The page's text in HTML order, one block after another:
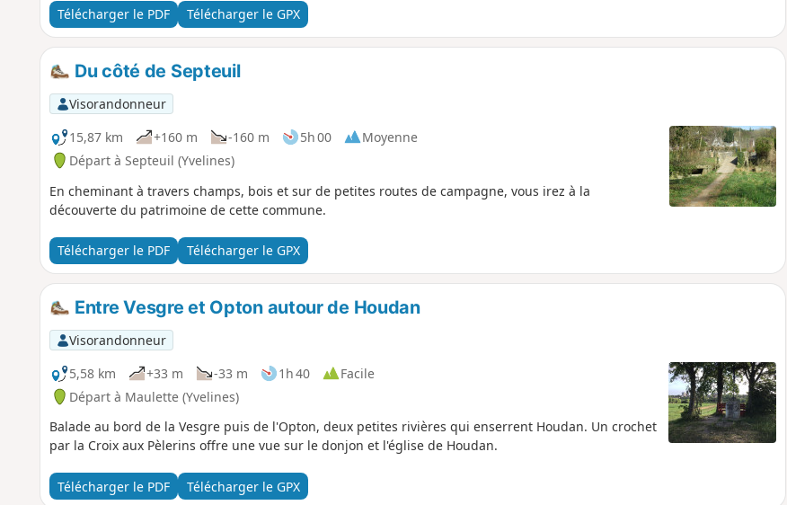
Télécharger le PDF Télécharger le GPX
Du côté de Septeuil
Visorandonneur
15,87 km
+160 m -160 m 5h 00
Moyenne
Départ à Septeuil (Yvelines)
En cheminant à travers champs, bois et sur de petites routes de campagne, vous irez à la
découverte du patrimoine de cette commune.
Télécharger le PDF Télécharger le GPX
Entre Vesgre et Opton autour de Houdan
Visorandonneur
5,58 km
+33 m -33 m 1h 40
Facile
Départ à Maulette (Yvelines)
Balade au bord de la Vesgre puis de l'Opton, deux petites rivières qui enserrent Houdan. Un crochet
par la Croix aux Pèlerins offre une vue sur le donjon et l'église de Houdan.
Télécharger le PDF Télécharger le GPX